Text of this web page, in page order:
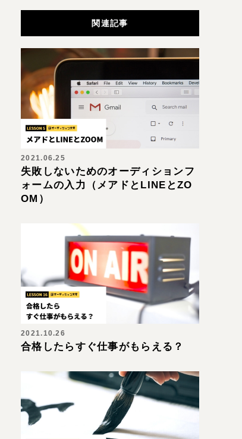
関連記事
2021.06.25
失敗しないためのオーディションフ
ォームの入力（メアドとLINEとZO
OM）
2021.10.26
合格したらすぐ仕事がもらえる？